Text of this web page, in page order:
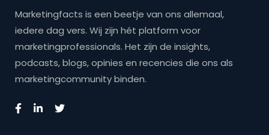
Marketingfacts is een beetje van ons allemaal,
iedere dag vers. Wij zijn hét platform voor
marketingprofessionals. Het zijn de insights,
podcasts, blogs, opinies en recencies die ons als
marketingcommunity binden.